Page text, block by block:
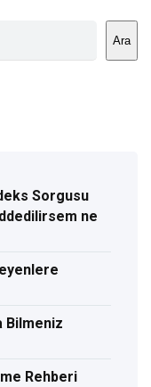
Ara
Sorgusu
ne
Bilmeniz
Rehberi